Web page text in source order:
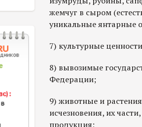
жемчуг в сыром
уникальные янтарные
7) культурные
8) вывозимые
Федерации;
9) животные и
исчезновения, их
продукция;